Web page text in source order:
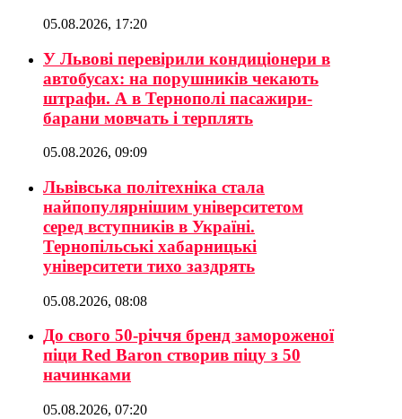
05.08.2026, 17:20
У Львові перевірили кондиціонери в
автобусах: на порушників чекають
штрафи. А в Тернополі пасажири-
барани мовчать і терплять
05.08.2026, 09:09
Львівська політехніка стала
найпопулярнішим університетом
серед вступників в Україні.
Тернопільські хабарницькі
університети тихо заздрять
05.08.2026, 08:08
До свого 50-річчя бренд замороженої
піци Red Baron створив піцу з 50
начинками
05.08.2026, 07:20